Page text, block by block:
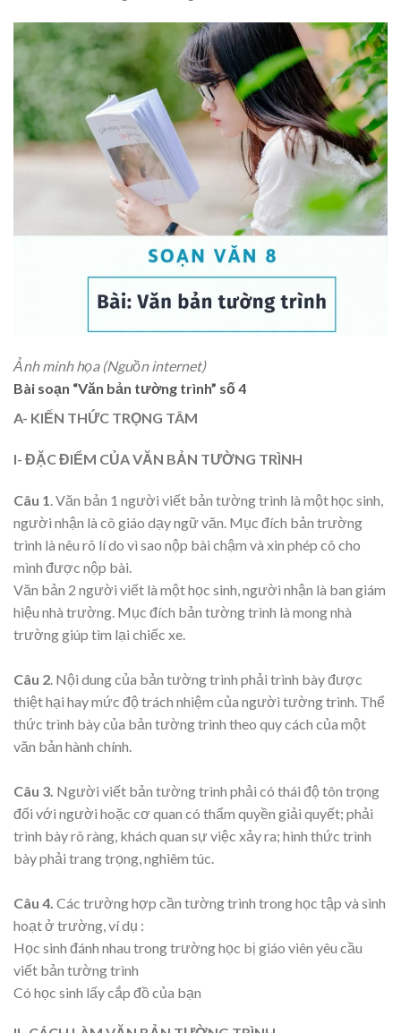
Ảnh minh họa (Nguồn internet)
Bài soạn “Văn bản tường trình” số 4
A- KIẾN THỨC TRỌNG TÂM
I- ĐẶC ĐIỂM CỦA VĂN BẢN TƯỜNG TRÌNH
Câu 1 . Văn bản 1 người viết bản tường trình là một học sinh,
người nhận là cô giáo dạy ngữ văn. Mục đích bản trường
trình là nêu rõ lí do vì sao nộp bài chậm và xin phép cô cho
mình được nộp bài.
Văn bản 2 người viết là một học sinh, người nhận là ban giám
hiệu nhà trường. Mục đích bản tường trình là mong nhà
trường giúp tìm lại chiếc xe.
Câu 2 . Nội dung của bản tường trình phải trình bày được
thiệt hại hay mức độ trách nhiệm của người tường trình. Thể
thức trình bày của bản tường trình theo quy cách của một
văn bản hành chính.
Câu 3. Người viết bản tường trình phải có thái độ tôn trọng
đối với người hoặc cơ quan có thẩm quyền giải quyết; phải
trình bày rõ ràng, khách quan sự việc xảy ra; hình thức trình
bày phải trang trọng, nghiêm túc.
Câu 4. Các trường hợp cần tường trình trong học tập và sinh
hoạt ở trường, ví dụ :
Học sinh đánh nhau trong trường học bị giáo viên yêu cầu
viết bản tường trình
Có học sinh lấy cắp đồ của bạn